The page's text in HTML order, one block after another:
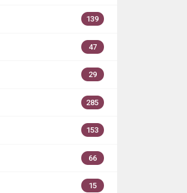
139
47
29
285
153
66
15